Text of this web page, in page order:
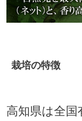
栽培の特徴
高知県は全国